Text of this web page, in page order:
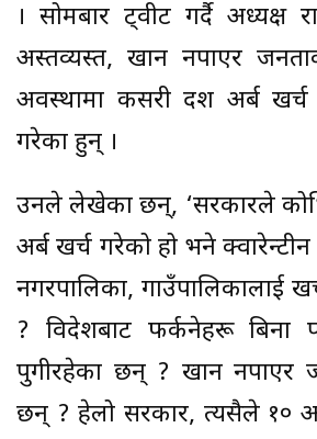
। सोमबार ट्वीट गर्दै अध्यक्ष
अस्तव्यस्त, खान नपाएर
अवस्थामा कसरी दश अर्ब खर्च
गरेका हुन् ।
उनले लेखेका छन्, ‘सरकारले
अर्ब खर्च गरेको हो भने
नगरपालिका, गाउँपालिकालाई
? विदेशबाट फर्कनेहरू बिना
पुगीरहेका छन् ? खान नपाएर
छन् ? हेलो सरकार, त्यसैले १०